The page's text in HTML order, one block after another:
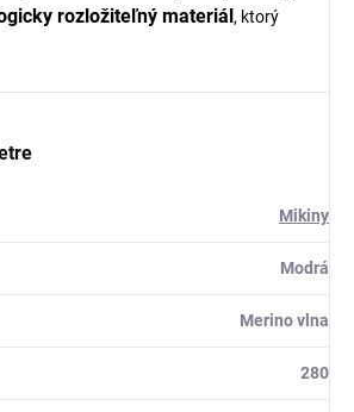
rozložiteľný materiál, ktorý
Mikiny
Modrá
Merino vlna
280